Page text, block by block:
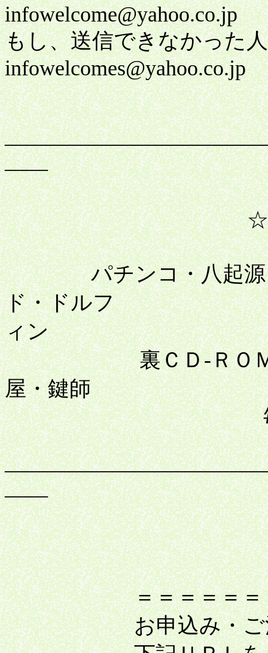
infowelcome@yahoo.co.jp
もし、送信できなかった
infowelcomes@yahoo.co.jp
――
☆
パチンコ・八起源・
ド・ドルフ
ィン
裏ＣＤ-ＲＯＭ・高
屋・鍵師
毎日新商品
――
＝＝＝＝＝＝＝＝
お申込み・ご注